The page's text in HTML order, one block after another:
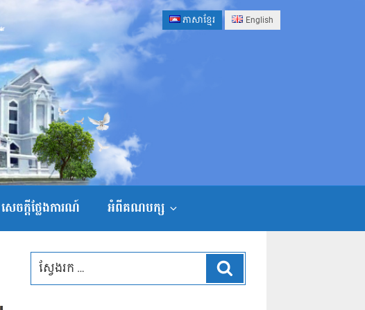
ភាសាខ្មែរ English
សេចក្ដីថ្លែងការណ៍ អំពីគណបក្ស